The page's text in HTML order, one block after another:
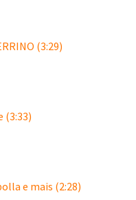
(3:29)
(3:33)
e mais (2:28)